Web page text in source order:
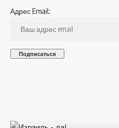
Адрес Email: